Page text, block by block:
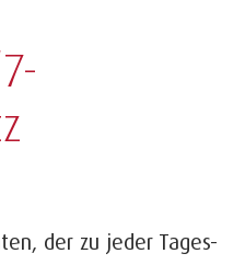
der zu jeder Tages-